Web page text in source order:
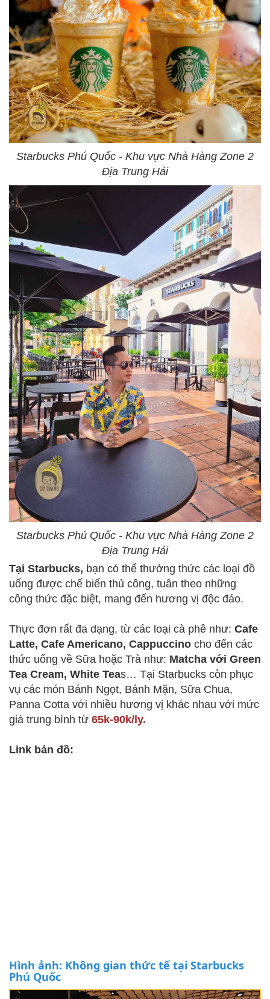
Starbucks Phú Quốc - Khu vực Nhà Hàng Zone 2
Địa Trung Hải
Starbucks Phú Quốc - Khu vực Nhà Hàng Zone 2
Địa Trung Hải
Tại Starbucks, bạn có thể thưởng thức các loại đồ
uống được chế biến thủ công, tuân theo những
công thức đặc biệt, mang đến hương vị độc đáo.
Thực đơn rất đa dạng, từ các loại cà phê như: Cafe
Latte, Cafe Americano, Cappuccino cho đến các
thức uống về Sữa hoặc Trà như: Matcha với Green
Tea Cream, White Teas… Tại Starbucks còn phục
vụ các món Bánh Ngọt, Bánh Mặn, Sữa Chua,
Panna Cotta với nhiều hương vị khác nhau với mức
giá trung bình từ 65k-90k/ly.
Link bản đồ:
Hình ảnh: Không gian thức tế tại Starbucks
Phú Quốc